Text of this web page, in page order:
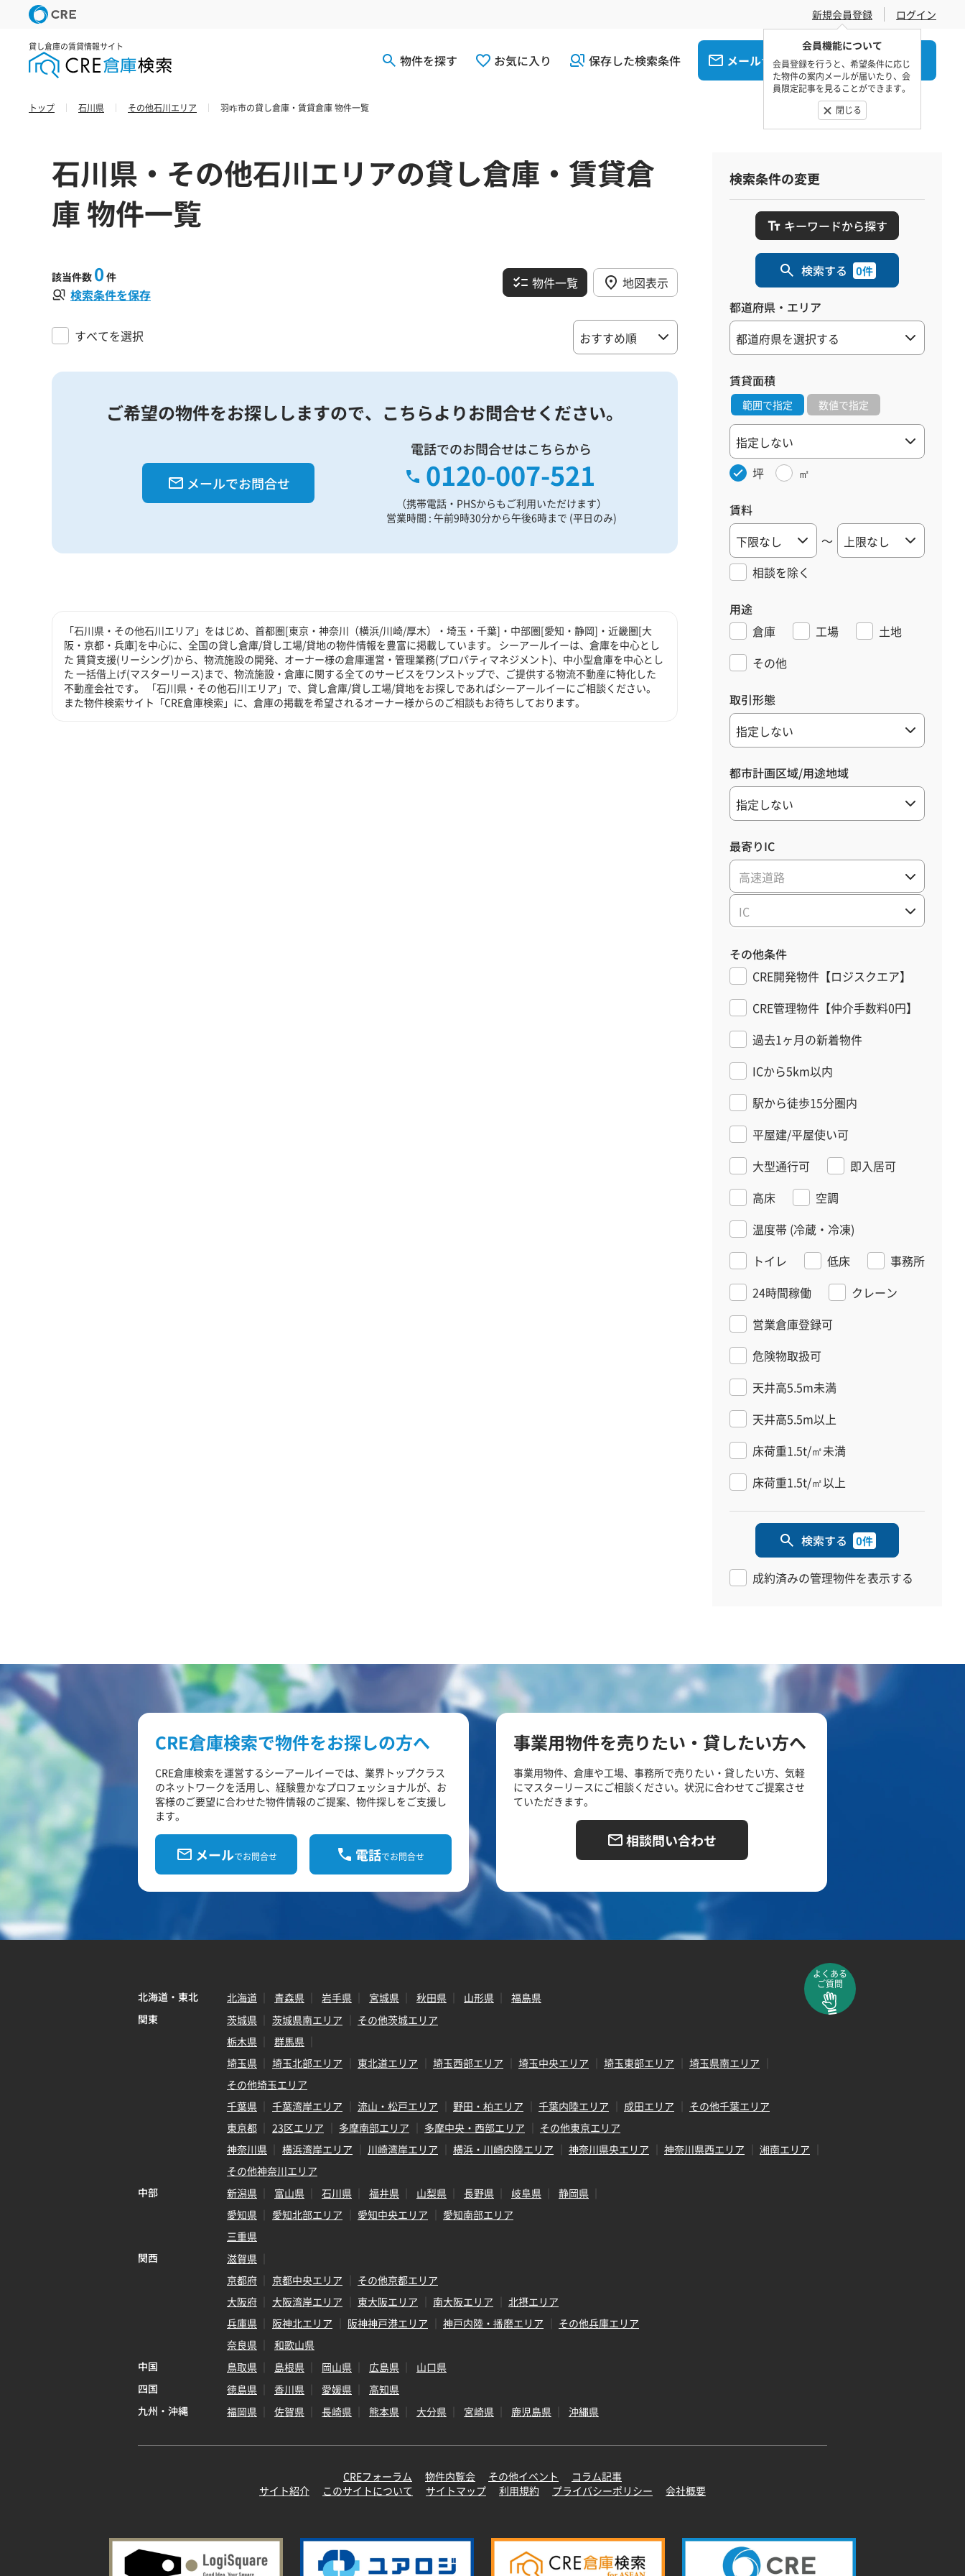
新規会員登録
会員機能について
会員登録を行うと、希望条件に応じ
た物件の案内メールが届いたり、会
員限定記事を見ることができます。
閉じる
ログイン
貸し倉庫の賃貸情報サイト
物件を探す お気に入り 保存した検索条件 メールでお問合せ 電話でお問合せ
トップ 石川県 その他石川エリア 羽咋市の貸し倉庫・賃貸倉庫 物件一覧
石川県・その他石川エリアの貸し倉庫・賃貸倉
庫 物件一覧
該当件数 0 件
検索条件を保存
物件一覧 地図表示
すべてを選択
ご希望の物件をお探ししますので、 こちらよりお問合せください。
メールでお問合せ
電話でのお問合せはこちらから
0120-007-521
（携帯電話・PHSからもご利用いただけます）
営業時間 : 午前9時30分から午後6時まで (平日のみ)
「石川県・その他石川エリア」をはじめ、首都圏[東京・神奈川（横浜/川崎/厚木）・埼玉・千葉]・中部圏[愛知・静岡]・近畿圏[大
阪・京都・兵庫]を中心に、全国の貸し倉庫/貸し工場/貸地の物件情報を豊富に掲載しています。 シーアールイーは、倉庫を中心とし
た 賃貸支援(リーシング)から、物流施設の開発、オーナー様の倉庫運営・管理業務(プロパティマネジメント)、中小型倉庫を中心とし
た 一括借上げ(マスターリース)まで、物流施設・倉庫に関する全てのサービスをワンストップで、ご提供する物流不動産に特化した
不動産会社です。 「石川県・その他石川エリア」で、貸し倉庫/貸し工場/貸地をお探しであればシーアールイーにご相談ください。
また物件検索サイト「CRE倉庫検索」に、倉庫の掲載を希望されるオーナー様からのご相談もお待ちしております。
検索条件の変更
キーワードから探す
検索する 0件
都道府県・エリア
賃貸面積
範囲で指定 数値で指定
坪 ㎡
賃料
～
相談を除く
用途
倉庫
工場
土地
その他
取引形態
都市計画区域/用途地域
最寄りIC
高速道路
IC
その他条件
CRE開発物件【ロジスクエア】
CRE管理物件【仲介手数料0円】
過去1ヶ月の新着物件
ICから5km以内
駅から徒歩15分圏内
平屋建/平屋使い可
大型通行可
即入居可
高床
空調
温度帯 (冷蔵・冷凍)
トイレ
低床
事務所
24時間稼働
クレーン
営業倉庫登録可
危険物取扱可
天井高5.5m未満
天井高5.5m以上
床荷重1.5t/㎡未満
床荷重1.5t/㎡以上
検索する 0件
成約済みの管理物件を表示する
CRE倉庫検索で物件をお探しの方へ
CRE倉庫検索を運営するシーアールイーでは、業界トップクラス
のネットワークを活用し、経験豊かなプロフェッショナルが、お
客様のご要望に合わせた物件情報のご提案、物件探しをご支援し
ます。
メールでお問合せ 電話でお問合せ
事業用物件を売りたい・貸したい方へ
事業用物件、倉庫や工場、事務所で売りたい・貸したい方、気軽
にマスターリースにご相談ください。状況に合わせてご提案させ
ていただきます。
相談問い合わせ
よくある
ご質問
北海道・東北 北海道 青森県 岩手県 宮城県 秋田県 山形県
福島県
関東
茨城県 茨城県南エリア
その他茨城エリア
栃木県
群馬県
埼玉県
埼玉北部エリア 東北道エリア 埼玉西部エリア 埼玉中央エリア 埼玉東部エリア
埼玉県南エリア
その他埼玉エリア
千葉県
千葉湾岸エリア 流山・松戸エリア 野田・柏エリア 千葉内陸エリア 成田エリア
その他千葉エリア
東京都
23区エリア 多摩南部エリア 多摩中央・西部エリア
その他東京エリア
神奈川県
横浜湾岸エリア 川崎湾岸エリア 横浜・川崎内陸エリア 神奈川県央エリア 神奈川県西エリア
湘南エリア
その他神奈川エリア
中部
新潟県 富山県 石川県 福井県 山梨県 長野県 岐阜県
静岡県
愛知県
愛知北部エリア 愛知中央エリア
愛知南部エリア
三重県
関西
滋賀県
京都府
京都中央エリア
その他京都エリア
大阪府
大阪湾岸エリア 東大阪エリア 南大阪エリア
北摂エリア
兵庫県
阪神北エリア 阪神神戸港エリア 神戸内陸・播磨エリア
その他兵庫エリア
奈良県
和歌山県
中国
鳥取県 島根県 岡山県 広島県
山口県
四国
徳島県 香川県 愛媛県
高知県
九州・沖縄
福岡県 佐賀県 長崎県 熊本県 大分県 宮崎県 鹿児島県 沖縄県
CREフォーラム 物件内覧会 その他イベント
コラム記事
サイト紹介
このサイトについて サイトマップ 利用規約 プライバシーポリシー 会社概要